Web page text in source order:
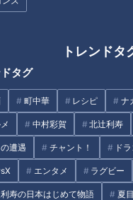
トレンドタ
タグ
町中華 レシピ ナ
中村彩賀 北辻利寿
遭遇 チャント！ ド
エンタメ ラグビー
寿の日本はじめて物語 夏
ホテルの真
2021/08/10 11:30
ラム